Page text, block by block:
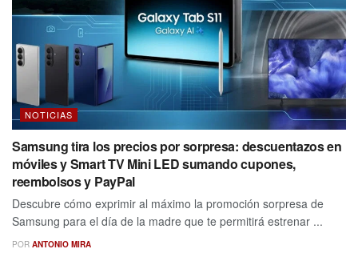
NOTICIAS
Samsung tira los precios por sorpresa: descuentazos en
móviles y Smart TV Mini LED sumando cupones,
reembolsos y PayPal
Descubre cómo exprimir al máximo la promoción sorpresa de
Samsung para el día de la madre que te permitirá estrenar ...
POR ANTONIO MIRA